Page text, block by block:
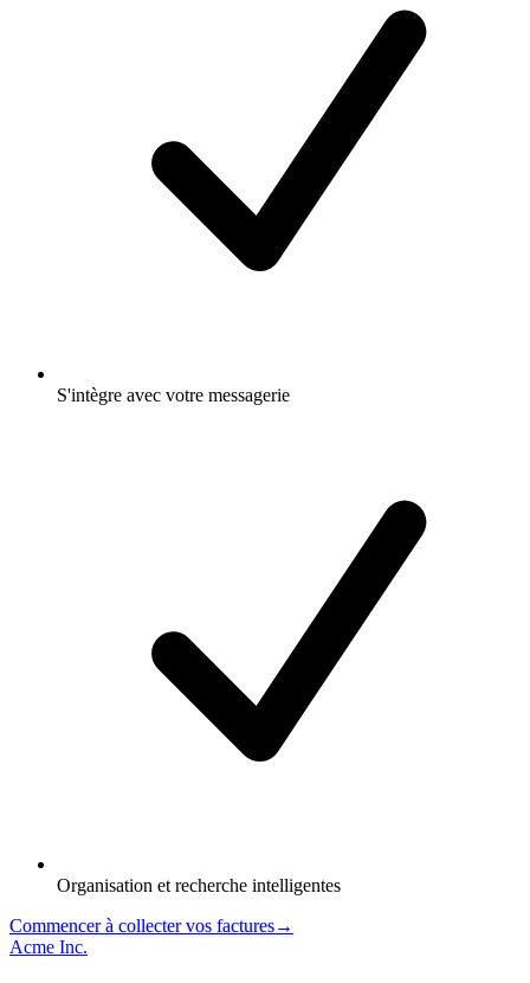
S'intègre avec votre messagerie
Organisation et recherche intelligentes
Commencer à collecter vos factures→
Acme Inc.